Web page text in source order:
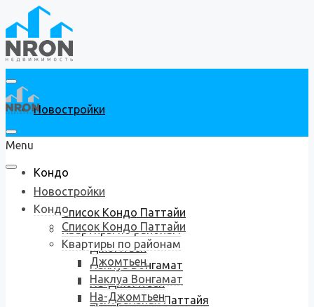
Новостройки
Кондо
Список Кондо Паттайи
Квартиры по районам
Джомтьен
Наклуа Вонгамат
На-Джомтьен
Центральная Паттайя
Menu
Новостройки
Кондо
Список Кондо Паттайи
Квартиры по районам
Джомтьен
Наклуа Вонгамат
На-Джомтьен